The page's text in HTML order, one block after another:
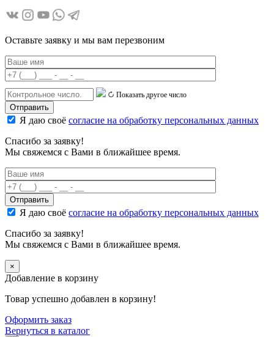
Оставьте заявку и мы вам перезвоним
Показать другое число
Я даю своё согласие на обработку персональных данных
Спасибо за заявку!
Мы свяжемся с Вами в ближайшее время.
Я даю своё согласие на обработку персональных данных
Спасибо за заявку!
Мы свяжемся с Вами в ближайшее время.
×
Добавление в корзину
Товар успешно добавлен в корзину!
Оформить заказ
Вернуться в каталог